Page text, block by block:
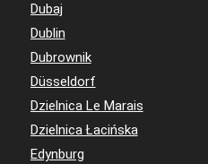
Dubaj
Dublin
Dubrownik
Düsseldorf
Dzielnica Le Marais
Dzielnica Łacińska
Edynburg